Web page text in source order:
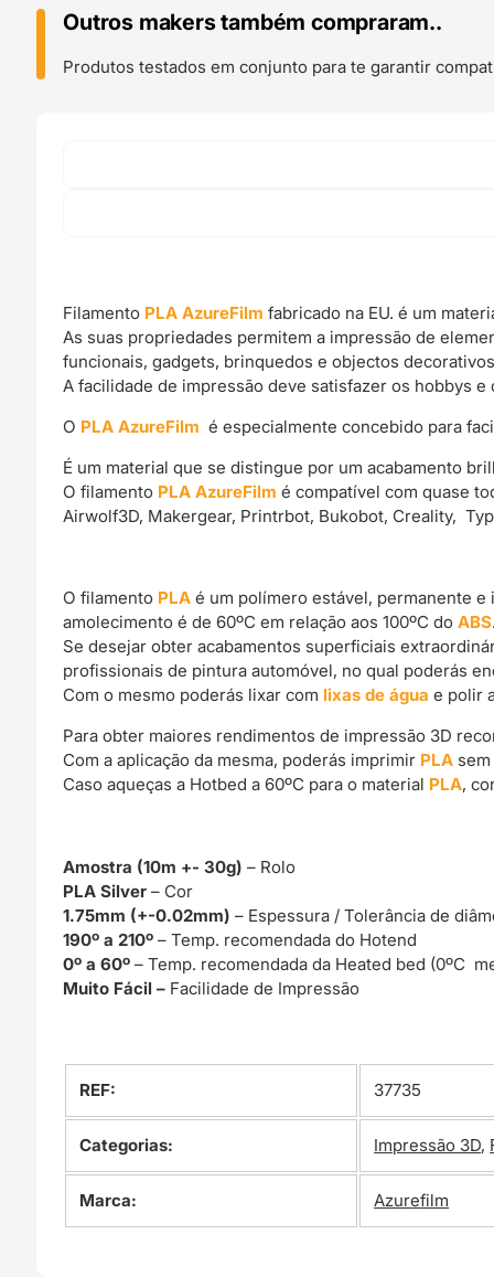
Silver
-
Azurefilm
Outros makers também compraram..
Produtos testados em conjunto para te garantir
Filamento PLA AzureFilmfabricado na EU. é um
As suas propriedades permitem a impressão de
funcionais, gadgets, brinquedos e objectos
A facilidade de impressão deve satisfazer os hobbys
O PLA AzureFilm é especialmente concebido para
É um material que se distingue por um acabamento
O filamento PLA AzureFilmé compatível com quase
Airwolf3D, Makergear, Printrbot, Bukobot, Creality,
O filamento PLA é um polímero estável, permanente
amolecimento é de 60ºC em relação aos 100ºC doABS
Se desejar obter acabamentos superficiais
profissionais de pintura automóvel, no qual poderás
Com o mesmo poderás lixar com lixas de água e polir
Para obter maiores rendimentos de impressão 3D
Com a aplicação da mesma, poderás imprimir PLA
Caso aqueças a Hotbed a 60ºC para o material PLA,
Amostra (10m +- 30g) – Rolo
PLA Silver– Cor
1.75mm (+-0.02mm)– Espessura / Tolerância de
190º a 210º– Temp. recomendada do Hotend
0º a 60º– Temp. recomendada da Heated bed (0ºC
Muito Fácil – Facilidade de Impressão
REF: 37735
Categorias: Impressão 3D,
Marca: Azurefilm